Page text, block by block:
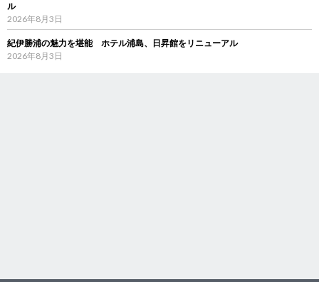
ル
2026年8月3日
紀伊勝浦の魅力を堪能 ホテル浦島、日昇館をリニューアル
2026年8月3日